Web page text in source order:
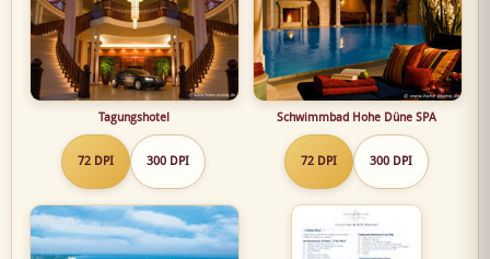
Tagungshotel
72 DPI 300 DPI
Schwimmbad Hohe Düne SPA
72 DPI 300 DPI